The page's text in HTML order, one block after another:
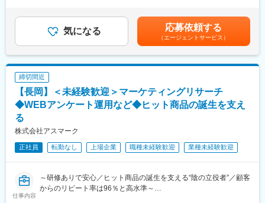
＜魅力ポイント＞
・「圧倒的なお客さま志向」「当事者意識」「成長志向」…自己
実現の中に社会貢献の要素が多い人材が集結。
ために、共に考え・行動し、チームでお客さまの期待を超える付
加価値を提供し続けることで、共創パートナーとなることを目指
しています。
変更の範囲：会社の定める業務
40代前半のメンバーが多い組織で、安定した雰囲気で仕事をして
います。
■当社について：
当社は新規事業の立ち上げを中心とした経営コンサルティングと
システムの受託開発・SES事業を展開する会社で、現在はプロジ
ェクトマネージャー1名・リーダー1名・メンバー3名の計5名の組
織を構築しています。
「困った人を助けたい」という思いから新規事業の立ち上げを支
援する収益事業と宮城県塩釜市を舞台とする社会貢献事業を展開
中。戦略立案だけをお手伝いするのではなくお客様と一緒に汗を
かき、共に成功を分かち合うようなご支援を実施。
■当社の特徴：
実績：2回（過去実績：3ヶ月分）賃金はあくまでも目安の金額で
あり、選考を通じて上下する可能性があります。月給(月額)は固定
手当を含めた表記です。
気になる 応募依頼する
（エージェントサービス）
締切間近
【長岡】＜未経験歓迎＞マーケティングリサーチ
◆WEBアンケート運用など◆ヒット商品の誕生を支え
る
株式会社アスマーク
正社員 転勤なし 上場企業 職種未経験歓迎 業種未経験歓迎
仕事内容
～研修ありで安心／ヒット商品の誕生を支える“陰の立役者”／顧客
からのリピート率は96％と高水準～